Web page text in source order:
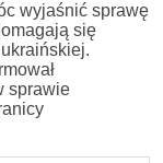
wyjaśnić sprawę
się
sprawie